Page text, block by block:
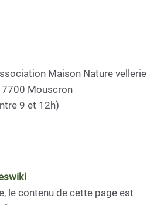
Maison Nature vellerie
7700 Mouscron
9 et 12h)
le contenu de cette page est